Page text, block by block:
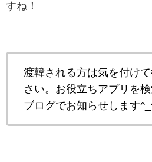
すね！
渡韓される方は気を付け
さい。お役立ちアプリを検
ブログでお知らせします